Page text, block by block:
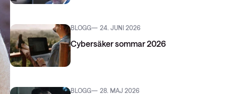
BLOGG 24. JUNI 2026
Cybersäker sommar 2026
BLOGG 28. MAJ 2026